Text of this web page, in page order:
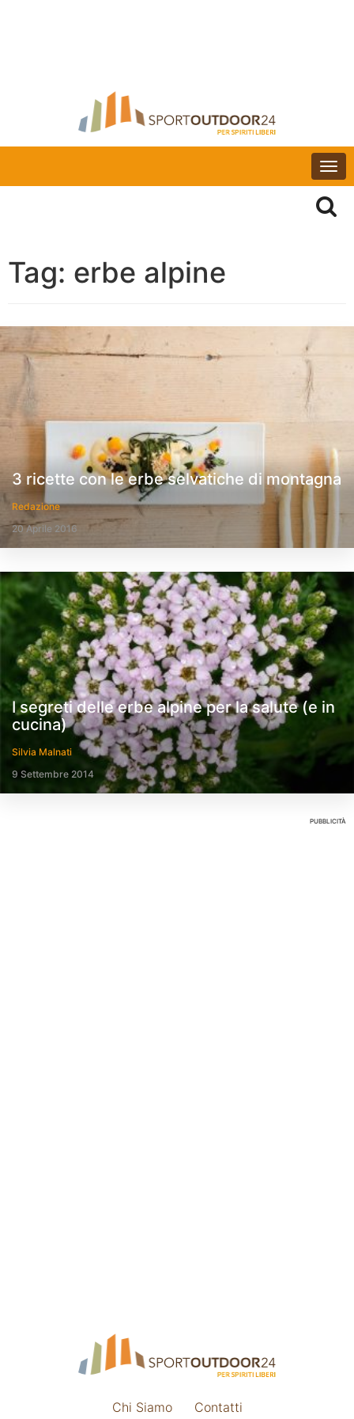
Tag: erbe alpine
3 ricette con le erbe selvatiche di montagna
Redazione
20 Aprile 2016
I segreti delle erbe alpine per la salute (e in
cucina)
Silvia Malnati
9 Settembre 2014
PUBBLICITÀ
Chi Siamo Contatti